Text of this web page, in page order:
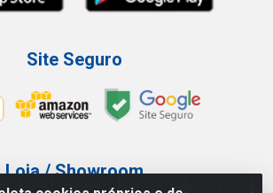
Site Seguro
Loja / Showroom